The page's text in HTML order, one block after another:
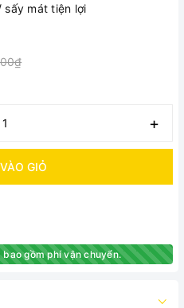
sấy mát tiện lợi
+
GIỎ
gồm phí vận chuyển.